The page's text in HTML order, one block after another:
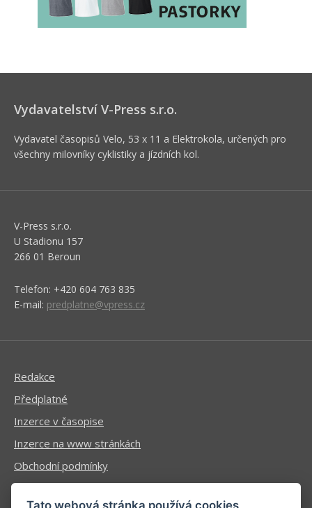
Vydavatelství V-Press s.r.o.
Vydavatel časopisů Velo, 53 x 11 a Elektrokola, určených pro
všechny milovníky cyklistiky a jízdních kol.
V-Press s.r.o.
U Stadionu 157
266 01 Beroun
Telefon: +420 604 763 835
E-mail: predplatne@vpress.cz
Redakce
Předplatné
Inzerce v časopise
Inzerce na www stránkách
Obchodní podmínky
Ochrana osobních údajů